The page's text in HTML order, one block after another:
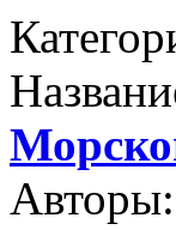
Авторы: